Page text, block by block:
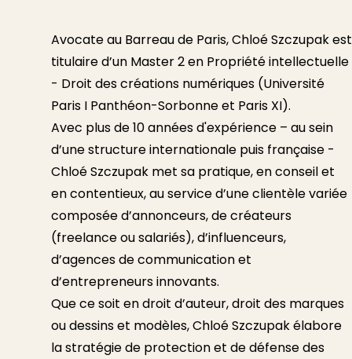
Avocate au Barreau de Paris, Chloé Szczupak est
titulaire d’un Master 2 en Propriété intellectuelle
- Droit des créations numériques (Université
Paris I Panthéon-Sorbonne et Paris XI).
Avec plus de 10 années d'expérience – au sein
d’une structure internationale puis française -
Chloé Szczupak met sa pratique, en conseil et
en contentieux, au service d’une clientèle variée
composée d’annonceurs, de créateurs
(freelance ou salariés), d’influenceurs,
d’agences de communication et
d’entrepreneurs innovants.
Que ce soit en droit d’auteur, droit des marques
ou dessins et modèles, Chloé Szczupak élabore
la stratégie de protection et de défense des